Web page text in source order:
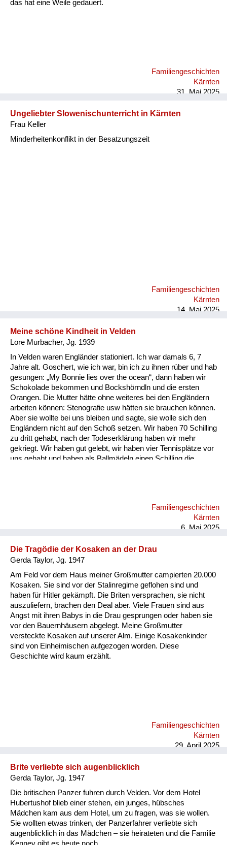
das hat eine Weile gedauert.
Familiengeschichten
Kärnten
31. Mai 2025
Ungeliebter Slowenischunterricht in Kärnten
Frau Keller
Minderheitenkonflikt in der Besatzungszeit
Familiengeschichten
Kärnten
14. Mai 2025
Meine schöne Kindheit in Velden
Lore Murbacher, Jg. 1939
In Velden waren Engländer stationiert. Ich war damals 6, 7
Jahre alt. Goschert, wie ich war, bin ich zu ihnen rüber und hab
gesungen: „My Bonnie lies over the ocean“, dann haben wir
Schokolade bekommen und Bockshörndln und die ersten
Orangen. Die Mutter hätte ohne weiteres bei den Engländern
arbeiten können: Stenografie usw hätten sie brauchen können.
Aber sie wollte bei uns bleiben und sagte, sie wolle sich den
Engländern nicht auf den Schoß setzen. Wir haben 70 Schilling
zu dritt gehabt, nach der Todeserklärung haben wir mehr
gekriegt. Wir haben gut gelebt, wir haben vier Tennisplätze vor
uns gehabt und haben als Ballmädeln einen Schilling die
ein freies Leben damals in Velden. An den Vater haben wir nur
Familiengeschichten
Kärnten
6. Mai 2025
Die Tragödie der Kosaken an der Drau
Gerda Taylor, Jg. 1947
Am Feld vor dem Haus meiner Großmutter campierten 20.000
Kosaken. Sie sind vor der Stalinregime geflohen sind und
haben für Hitler gekämpft. Die Briten versprachen, sie nicht
auszuliefern, brachen den Deal aber. Viele Frauen sind aus
Angst mit ihren Babys in die Drau gesprungen oder haben sie
vor den Bauernhäusern abgelegt. Meine Großmutter
versteckte Kosaken auf unserer Alm. Einige Kosakenkinder
sind von Einheimischen aufgezogen worden. Diese
Geschichte wird kaum erzählt.
Familiengeschichten
Kärnten
29. April 2025
Brite verliebte sich augenblicklich
Gerda Taylor, Jg. 1947
Die britischen Panzer fuhren durch Velden. Vor dem Hotel
Hubertushof blieb einer stehen, ein junges, hübsches
Mädchen kam aus dem Hotel, um zu fragen, was sie wollen.
Sie wollten etwas trinken, der Panzerfahrer verliebte sich
augenblicklich in das Mädchen – sie heirateten und die Familie
Kenney gibt es heute noch.